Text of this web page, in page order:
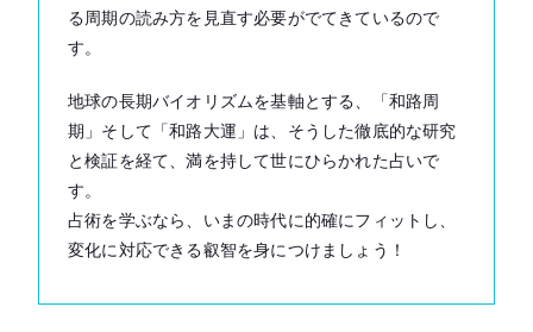
る周期の読み方を見直す必要がでてきているので
す。
地球の長期バイオリズムを基軸とする、「和路周
期」そして「和路大運」は、そうした徹底的な研究
と検証を経て、満を持して世にひらかれた占いで
す。
占術を学ぶなら、いまの時代に的確にフィットし、
変化に対応できる叡智を身につけましょう！